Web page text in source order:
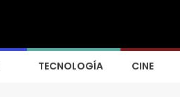
TECNOLOGÍA CINE